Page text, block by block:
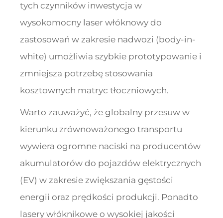
tych czynników inwestycja w
wysokomocny laser włóknowy do
zastosowań w zakresie nadwozi (body-in-
white) umożliwia szybkie prototypowanie i
zmniejsza potrzebę stosowania
kosztownych matryc tłoczniowych.
Warto zauważyć, że globalny przesuw w
kierunku zrównoważonego transportu
wywiera ogromne naciski na producentów
akumulatorów do pojazdów elektrycznych
(EV) w zakresie zwiększania gęstości
energii oraz prędkości produkcji. Ponadto
lasery włóknikowe o wysokiej jakości